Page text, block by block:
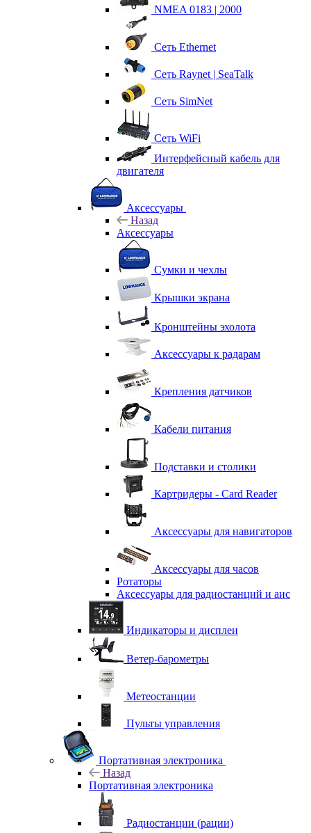
NMEA 0183 | 2000
Сеть Ethernet
Сеть Raynet | SeaTalk
Сеть SimNet
Сеть WiFi
Интерфейсный кабель для
двигателя
Аксессуары
Назад
Аксессуары
Сумки и чехлы
Крышки экрана
Кронштейны эхолота
Аксессуары к радарам
Крепления датчиков
Кабели питания
Подставки и столики
Картридеры - Card Reader
Аксессуары для навигаторов
Аксессуары для часов
Ротаторы
Аксессуары для радиостанций и аис
Индикаторы и дисплеи
Ветер-барометры
Метеостанции
Пульты управления
Портативная электроника
Назад
Портативная электроника
Радиостанции (рации)